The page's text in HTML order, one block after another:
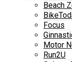
Beach
Focus
Motor
Run2U